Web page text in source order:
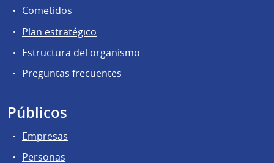
Cometidos
Plan estratégico
Estructura del organismo
Preguntas frecuentes
Públicos
Empresas
Personas